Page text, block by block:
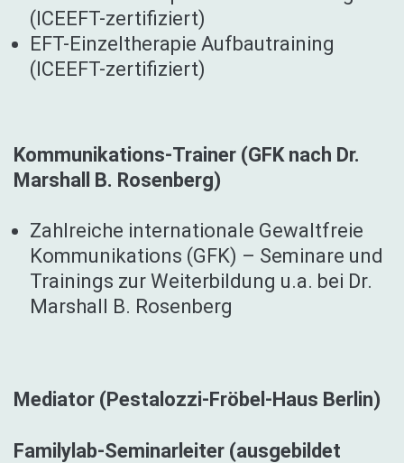
(ICEEFT-zertifiziert)
EFT-Einzeltherapie Aufbautraining
(ICEEFT-zertifiziert)
Kommunikations-Trainer (GFK nach Dr.
Marshall B. Rosenberg)
Zahlreiche internationale Gewaltfreie
Kommunikations (GFK) – Seminare und
Trainings zur Weiterbildung u.a. bei Dr.
Marshall B. Rosenberg
Mediator (Pestalozzi-Fröbel-Haus Berlin)
Familylab-Seminarleiter (ausgebildet